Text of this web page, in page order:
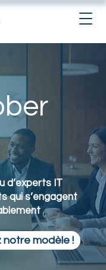
d’experts IT
qui s’engagent
notre modèle !